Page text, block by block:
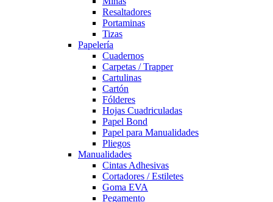
Resaltadores
Portaminas
Tizas
Papelería
Cuadernos
Carpetas / Trapper
Cartulinas
Cartón
Fólderes
Hojas Cuadriculadas
Papel Bond
Papel para Manualidades
Pliegos
Manualidades
Cintas Adhesivas
Cortadores / Estiletes
Goma EVA
Pegamento